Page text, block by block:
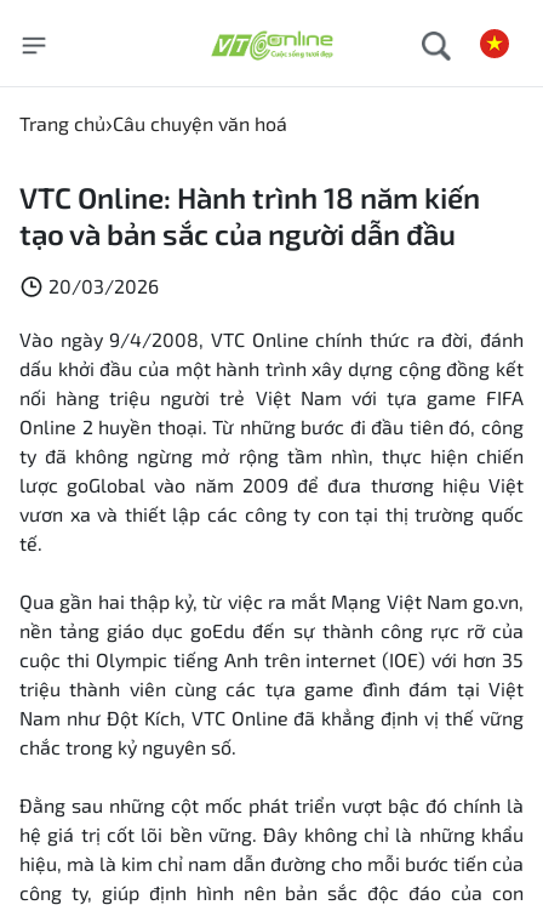
Trang chủ Câu chuyện văn hoá
VTC Online: Hành trình 18 năm kiến
tạo và bản sắc của người dẫn đầu
20/03/2026
Vào ngày 9/4/2008, VTC Online chính thức ra đời, đánh
dấu khởi đầu của một hành trình xây dựng cộng đồng kết
nối hàng triệu người trẻ Việt Nam với tựa game FIFA
Online 2 huyền thoại. Từ những bước đi đầu tiên đó, công
ty đã không ngừng mở rộng tầm nhìn, thực hiện chiến
lược goGlobal vào năm 2009 để đưa thương hiệu Việt
vươn xa và thiết lập các công ty con tại thị trường quốc
tế.
Qua gần hai thập kỷ, từ việc ra mắt Mạng Việt Nam go.vn,
nền tảng giáo dục goEdu đến sự thành công rực rỡ của
cuộc thi Olympic tiếng Anh trên internet (IOE) với hơn 35
triệu thành viên cùng các tựa game đình đám tại Việt
Nam như Đột Kích, VTC Online đã khẳng định vị thế vững
chắc trong kỷ nguyên số.
Đằng sau những cột mốc phát triển vượt bậc đó chính là
hệ giá trị cốt lõi bền vững. Đây không chỉ là những khẩu
hiệu, mà là kim chỉ nam dẫn đường cho mỗi bước tiến của
công ty, giúp định hình nên bản sắc độc đáo của con